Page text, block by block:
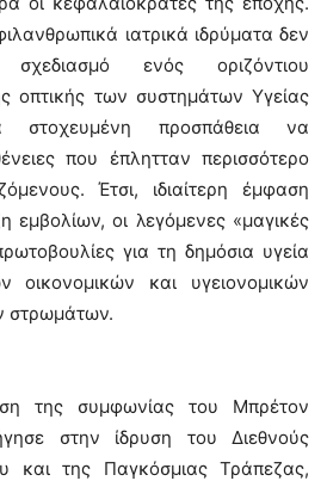
ιατρικά ιδρύματα δεν
ενός οριζόντιου
οπτικής των συστημάτων Υγείας
προσπάθεια να
που έπλητταν περισσότερο
Έτσι, ιδιαίτερη έμφαση
εμβολίων, οι λεγόμενες «μαγικές
για τη δημόσια υγεία
οικονομικών και υγειονομικών
στρωμάτων.
της συμφωνίας του Μπρέτον
στην ίδρυση του Διεθνούς
και της Παγκόσμιας Τράπεζας,